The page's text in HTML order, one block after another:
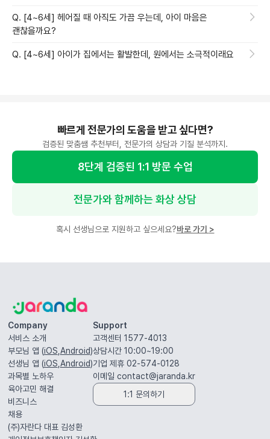
Q. [4~6세] 헤어질 때 아직도 가끔 우는데, 아이 마음은
괜찮을까요?
Q. [4~6세] 아이가 집에서는 활발한데, 원에서는 소극적이래요
빠르게 전문가의 도움을 받고 싶다면?
검증된 맞춤쌤 추천부터, 전문가의 상담과 기질 분석까지.
8단계 검증된 1:1 방문 수업
전문가와 함께하는 화상 상담
혹시 선생님으로 지원하고 싶으세요?바로 가기 >
Company
서비스 소개
부모님 앱 (iOS Android)
선생님 앱 (iOS Android)
과목별 노하우
육아고민 해결
비즈니스
채용
Support
고객센터 1577-4013
상담시간 10:00~19:00
기업 제휴 02-574-0128
이메일 contact@jaranda.kr
1:1 문의하기
(주)자란다 대표 김성환